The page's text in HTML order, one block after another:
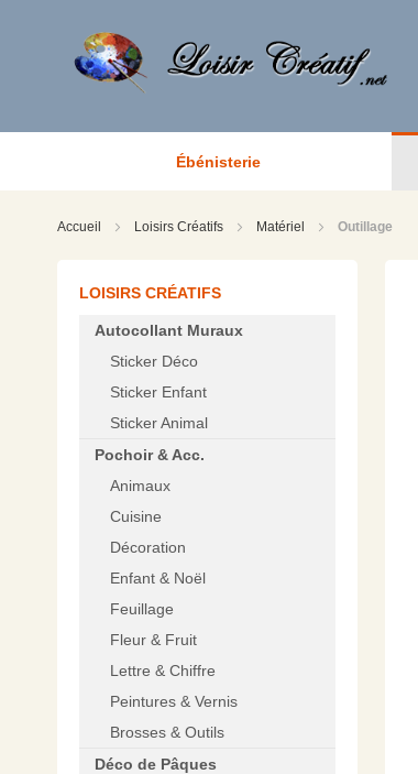
Ébénisterie
Accueil Loisirs Créatifs Matériel Outillage
LOISIRS CRÉATIFS
Autocollant Muraux
Sticker Déco
Sticker Enfant
Sticker Animal
Pochoir & Acc.
Animaux
Cuisine
Décoration
Enfant & Noël
Feuillage
Fleur & Fruit
Lettre & Chiffre
Peintures & Vernis
Brosses & Outils
Déco de Pâques